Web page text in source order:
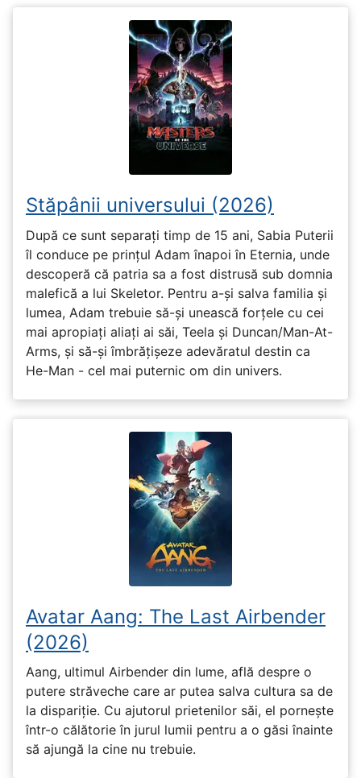
Stăpânii universului (2026)
După ce sunt separați timp de 15 ani, Sabia Puterii
îl conduce pe prințul Adam înapoi în Eternia, unde
descoperă că patria sa a fost distrusă sub domnia
malefică a lui Skeletor. Pentru a-și salva familia și
lumea, Adam trebuie să-și unească forțele cu cei
mai apropiați aliați ai săi, Teela și Duncan/Man-At-
Arms, și să-și îmbrățișeze adevăratul destin ca
He-Man - cel mai puternic om din univers.
Avatar Aang: The Last Airbender
(2026)
Aang, ultimul Airbender din lume, află despre o
putere străveche care ar putea salva cultura sa de
la dispariție. Cu ajutorul prietenilor săi, el pornește
într-o călătorie în jurul lumii pentru a o găsi înainte
să ajungă la cine nu trebuie.